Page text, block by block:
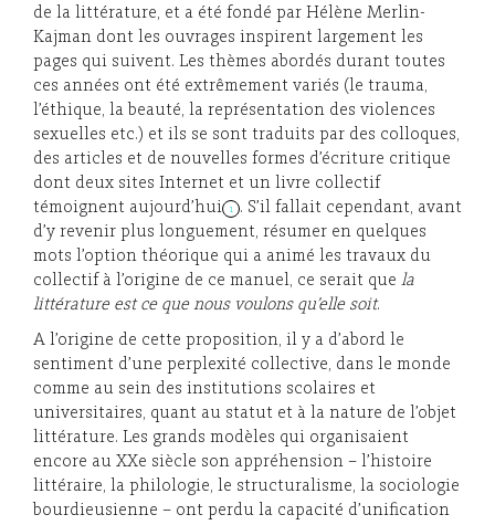
de la littérature, et a été fondé par Hélène Merlin-
Kajman dont les ouvrages inspirent largement les
pages qui suivent. Les thèmes abordés durant toutes
ces années ont été extrêmement variés (le trauma,
l’éthique, la beauté, la représentation des violences
sexuelles etc.) et ils se sont traduits par des colloques,
des articles et de nouvelles formes d’écriture critique
dont deux sites Internet et un livre collectif
témoignent aujourd’hui
1
. S’il fallait cependant, avant
d’y revenir plus longuement, résumer en quelques
mots l’option théorique qui a animé les travaux du
collectif à l’origine de ce manuel, ce serait que la
littérature est ce que nous voulons qu’elle soit.
A l’origine de cette proposition, il y a d’abord le
sentiment d’une perplexité collective, dans le monde
comme au sein des institutions scolaires et
universitaires, quant au statut et à la nature de l’objet
littérature. Les grands modèles qui organisaient
encore au XXe siècle son appréhension – l’histoire
littéraire, la philologie, le structuralisme, la sociologie
bourdieusienne – ont perdu la capacité d’unification